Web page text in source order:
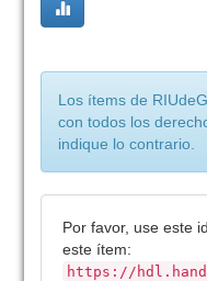
Los ítems de
con todos los
indique lo contrario.
Por favor, use este
este ítem:
https://